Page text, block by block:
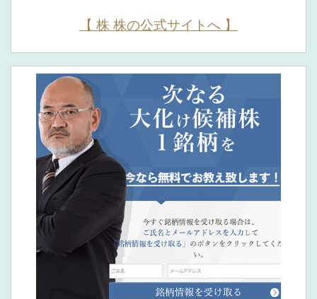
【 株 株の公式サイトへ 】